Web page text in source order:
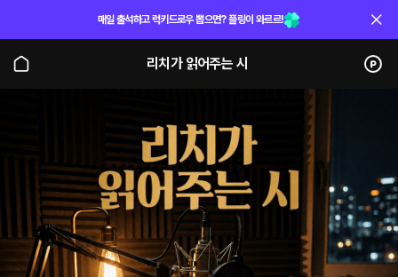
매일 출석하고 럭키드로우 뽑으면? 플링이 와르르!
리치가 읽어주는 시